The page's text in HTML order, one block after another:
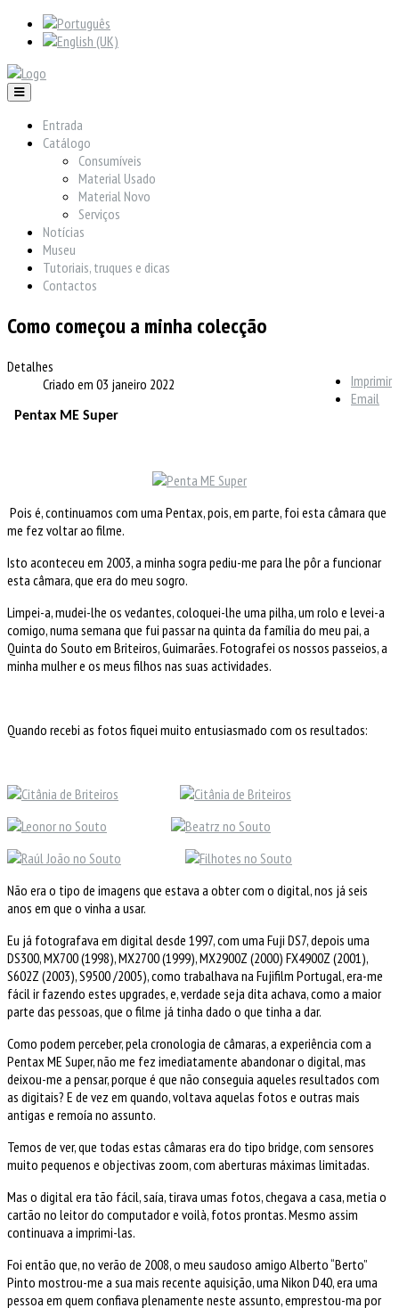
Entrada
Catálogo
Consumíveis
Material Usado
Material Novo
Serviços
Notícias
Museu
Tutoriais, truques e dicas
Contactos
Como começou a minha colecção
Imprimir
Email
Detalhes
Criado em 03 janeiro 2022
Pentax ME Super
Pois é, continuamos com uma Pentax, pois, em parte, foi esta câmara que
me fez voltar ao filme.
Isto aconteceu em 2003, a minha sogra pediu-me para lhe pôr a funcionar
esta câmara, que era do meu sogro.
Limpei-a, mudei-lhe os vedantes, coloquei-lhe uma pilha, um rolo e levei-a
comigo, numa semana que fui passar na quinta da família do meu pai, a
Quinta do Souto em Briteiros, Guimarães. Fotografei os nossos passeios, a
minha mulher e os meus filhos nas suas actividades.
Quando recebi as fotos fiquei muito entusiasmado com os resultados:
Não era o tipo de imagens que estava a obter com o digital, nos já seis
anos em que o vinha a usar.
Eu já fotografava em digital desde 1997, com uma Fuji DS7, depois uma
DS300, MX700 (1998), MX2700 (1999), MX2900Z (2000) FX4900Z (2001),
S602Z (2003), S9500 /2005), como trabalhava na Fujifilm Portugal, era-me
fácil ir fazendo estes upgrades, e, verdade seja dita achava, como a maior
parte das pessoas, que o filme já tinha dado o que tinha a dar.
Como podem perceber, pela cronologia de câmaras, a experiência com a
Pentax ME Super, não me fez imediatamente abandonar o digital, mas
deixou-me a pensar, porque é que não conseguia aqueles resultados com
as digitais? E de vez em quando, voltava aquelas fotos e outras mais
antigas e remoía no assunto.
Temos de ver, que todas estas câmaras era do tipo bridge, com sensores
muito pequenos e objectivas zoom, com aberturas máximas limitadas.
Mas o digital era tão fácil, saía, tirava umas fotos, chegava a casa, metia o
cartão no leitor do computador e voilà, fotos prontas. Mesmo assim
continuava a imprimi-las.
Foi então que, no verão de 2008, o meu saudoso amigo Alberto “Berto”
Pinto mostrou-me a sua mais recente aquisição, uma Nikon D40, era uma
pessoa em quem confiava plenamente neste assunto, emprestou-ma por